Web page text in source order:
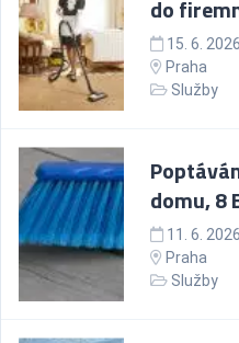
do
15. 6. 2026
Praha
Služby
domu, 8
11. 6. 2026
Praha
Služby